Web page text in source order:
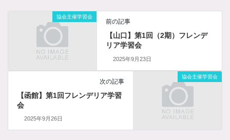
協会主催学習会
前の記事
【山口】第1回（2期）フレンデ
リア学習会
2025年9月23日
協会主催学習会
次の記事
【函館】第1回フレンデリア学習
会
2025年9月26日